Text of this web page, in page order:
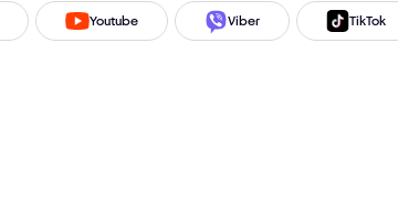
Youtube Viber TikTok